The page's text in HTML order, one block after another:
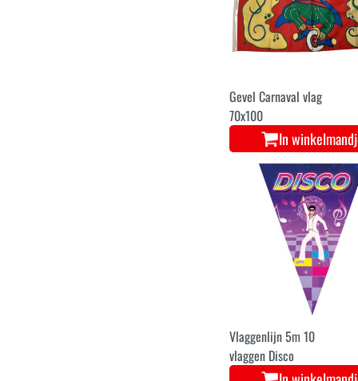
Gevel Carnaval vlag
70x100
In
Vlaggenlijn 5m 10
vlaggen Disco